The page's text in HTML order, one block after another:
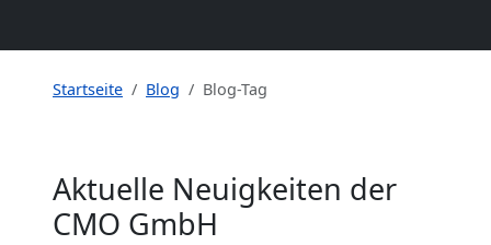
Startseite Blog Blog-Tag
Aktuelle Neuigkeiten der
CMO GmbH